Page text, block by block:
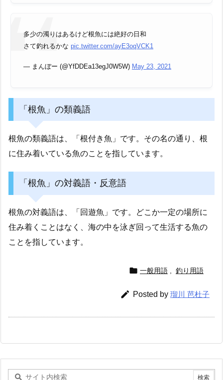
多少の濁りはあるけど根魚には絶好の日和
さて釣れるかな pic.twitter.com/ayE3oqVCK1
— まんぼー (@YfDDEa13egJ0W5W) May 23, 2021
「根魚」の類義語
根魚の類義語は、「根付き魚」です。その名の通り、根
に住み着いている魚のことを指しています。
「根魚」の対義語・反意語
根魚の対義語は、「回遊魚」です。どこか一定の場所に
住み着くことはなく、海の中を泳ぎ回って生活する魚の
ことを指しています。
 一般用語 , 釣り用語
 Posted by 瑠川 芭杜子